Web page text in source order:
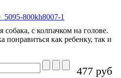
собака, с колпачком на голове.
понравиться как ребенку, так и
477 руб